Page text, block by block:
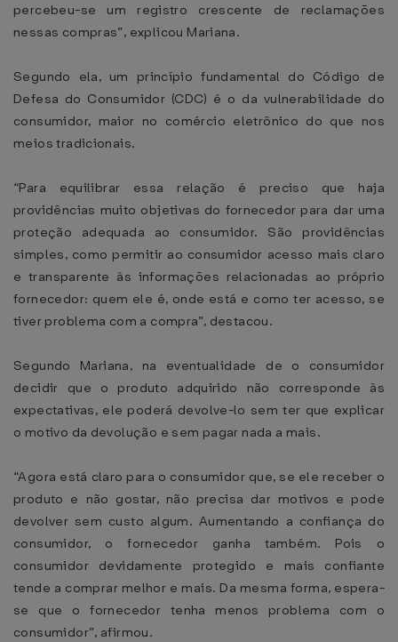
percebeu-se um registro crescente de reclamações
nessas compras”, explicou Mariana.
Segundo ela, um princípio fundamental do Código de
Defesa do Consumidor (CDC) é o da vulnerabilidade do
consumidor, maior no comércio eletrônico do que nos
meios tradicionais.
“Para equilibrar essa relação é preciso que haja
providências muito objetivas do fornecedor para dar uma
proteção adequada ao consumidor. São providências
simples, como permitir ao consumidor acesso mais claro
e transparente às informações relacionadas ao próprio
fornecedor: quem ele é, onde está e como ter acesso, se
tiver problema com a compra”, destacou.
Segundo Mariana, na eventualidade de o consumidor
decidir que o produto adquirido não corresponde às
expectativas, ele poderá devolve-lo sem ter que explicar
o motivo da devolução e sem pagar nada a mais.
“Agora está claro para o consumidor que, se ele receber o
produto e não gostar, não precisa dar motivos e pode
devolver sem custo algum. Aumentando a confiança do
consumidor, o fornecedor ganha também. Pois o
consumidor devidamente protegido e mais confiante
tende a comprar melhor e mais. Da mesma forma, espera-
se que o fornecedor tenha menos problema com o
consumidor”, afirmou.